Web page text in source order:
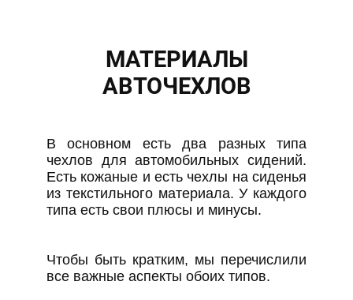
МАТЕРИАЛЫ
АВТОЧЕХЛОВ
В основном есть два разных типа
чехлов для автомобильных сидений.
Есть кожаные и есть чехлы на сиденья
из текстильного материала. У каждого
типа есть свои плюсы и минусы.
Чтобы быть кратким, мы перечислили
все важные аспекты обоих типов.